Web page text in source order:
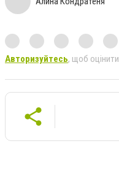
Авторизуйтесь, щоб оцінити